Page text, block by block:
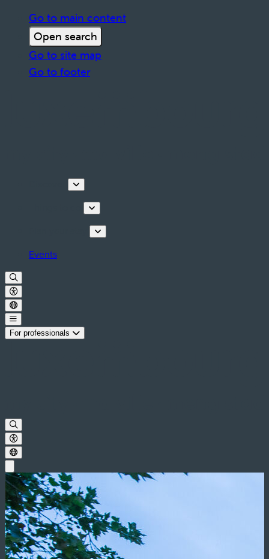
Go to main content
Open search
Go to site map
Go to footer
Events
For professionals